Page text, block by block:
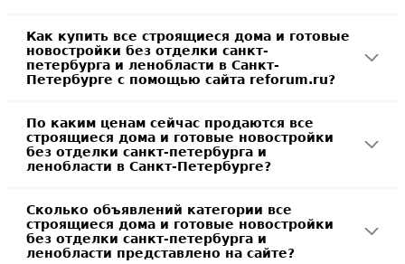
Как купить все строящиеся дома и готовые
новостройки без отделки санкт-
петербурга и ленобласти в Санкт-
Петербурге с помощью сайта reforum.ru?
По каким ценам сейчас продаются все
строящиеся дома и готовые новостройки
без отделки санкт-петербурга и
ленобласти в Санкт-Петербурге?
Сколько объявлений категории все
строящиеся дома и готовые новостройки
без отделки санкт-петербурга и
ленобласти представлено на сайте?